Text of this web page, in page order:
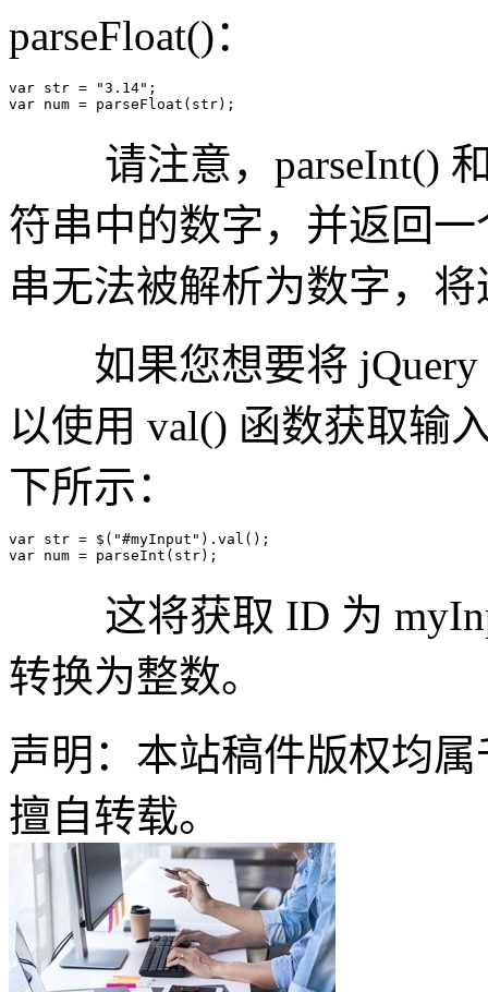
parseFloat()：
var str = "3.14"
var num = parseFloat
请注意，parseInt() 和
符串中的数字，并返回
串无法被解析为数字，
如果您想要将 jQuery
以使用 val() 函数获取输
下所示：
var str = $( "#myInput" ). val
var num = parseInt
这将获取 ID 为
转换为整数。
声明：本站稿件版权均
擅自转载。